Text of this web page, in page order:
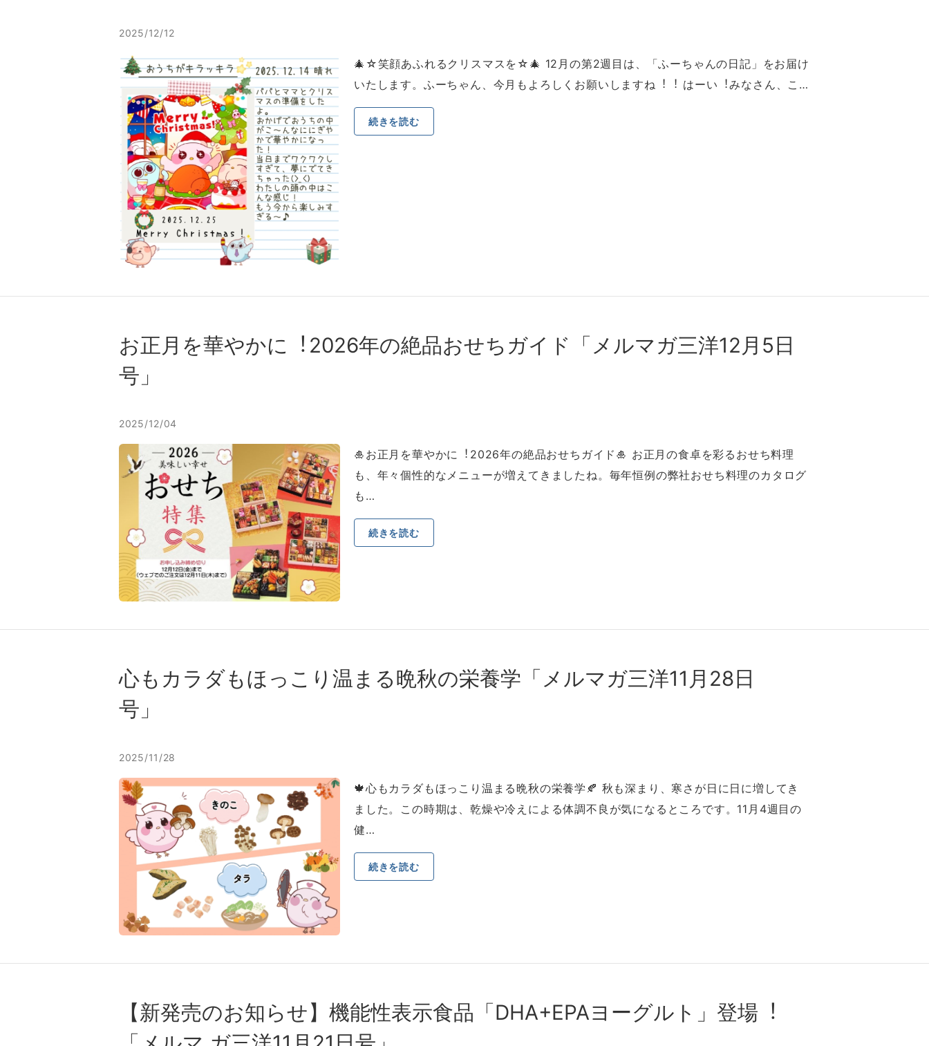
2025/12/12
🎄☆笑顔あふれるクリスマスを☆🎄 12⽉の第2週目は、「ふーちゃんの⽇記」をお届け
いたします。ふーちゃん、今⽉もよろしくお願いしますね︕︕ はーい︕みなさん、こ…
続きを読む
お正⽉を華やかに︕2026年の絶品おせちガイド「メルマガ三洋12⽉5⽇
号」
2025/12/04
🎍お正⽉を華やかに︕2026年の絶品おせちガイド🎍 お正⽉の⾷卓を彩るおせち料理
も、年々個性的なメニューが増えてきましたね。毎年恒例の弊社おせち料理のカタログ
も…
続きを読む
⼼もカラダもほっこり温まる晩秋の栄養学「メルマガ三洋11⽉28⽇
号」
2025/11/28
🍁⼼もカラダもほっこり温まる晩秋の栄養学🍂 秋も深まり、寒さが⽇に⽇に増してき
ました。この時期は、乾燥や冷えによる体調不良が気になるところです。11⽉4週目の
健…
続きを読む
【新発売のお知らせ】機能性表⽰⾷品「DHA+EPAヨーグルト」登場︕